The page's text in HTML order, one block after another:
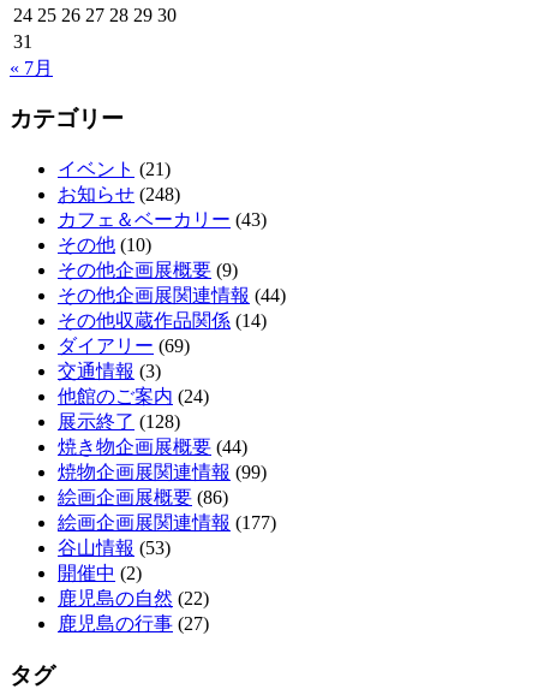
24 25 26 27 28 29 30
31
« 7月
カテゴリー
イベント (21)
お知らせ (248)
カフェ＆ベーカリー (43)
その他 (10)
その他企画展概要 (9)
その他企画展関連情報 (44)
その他収蔵作品関係 (14)
ダイアリー (69)
交通情報 (3)
他館のご案内 (24)
展示終了 (128)
焼き物企画展概要 (44)
焼物企画展関連情報 (99)
絵画企画展概要 (86)
絵画企画展関連情報 (177)
谷山情報 (53)
開催中 (2)
鹿児島の自然 (22)
鹿児島の行事 (27)
タグ